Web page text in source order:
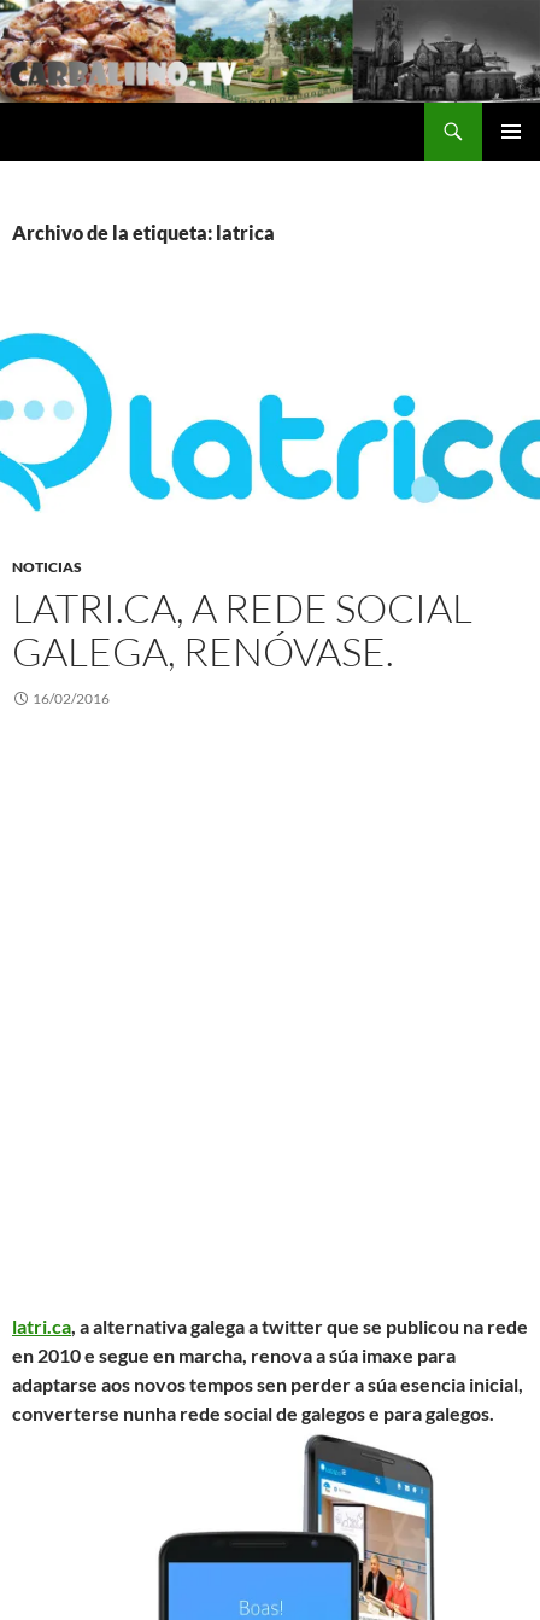
Saltar
al
contenido
Archivo de la etiqueta: latrica
NOTICIAS
LATRI.CA, A REDE SOCIAL
GALEGA, RENÓVASE.
16/02/2016
latri.ca, a alternativa galega a twitter que se publicou na rede
en 2010 e segue en marcha, renova a súa imaxe para
adaptarse aos novos tempos sen perder a súa esencia inicial,
converterse nunha rede social de galegos e para galegos.